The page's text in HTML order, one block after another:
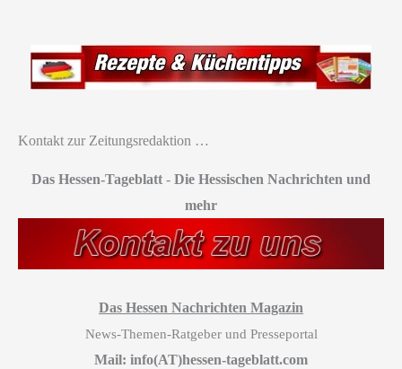
Kontakt zur Zeitungsredaktion …
Das Hessen-Tageblatt - Die Hessischen Nachrichten und
mehr
Das Hessen Nachrichten Magazin
News-Themen-Ratgeber und Presseportal
Mail: info(AT)hessen-tageblatt.com